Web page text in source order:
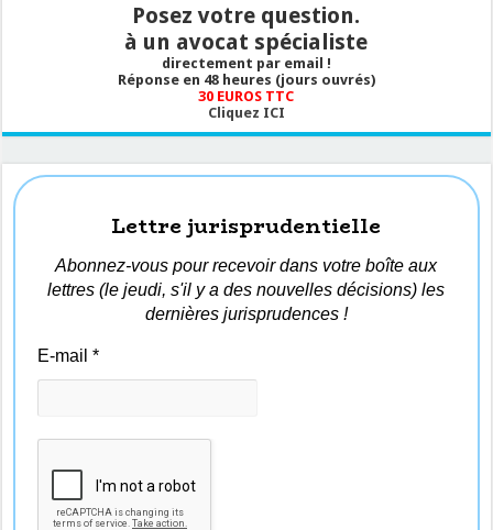
Posez votre question.
à un avocat spécialiste
directement par email !
Réponse en 48 heures (jours ouvrés)
30 EUROS TTC
Cliquez ICI
Lettre jurisprudentielle
Abonnez-vous pour recevoir dans votre boîte aux
lettres (le jeudi, s'il y a des nouvelles décisions) les
dernières jurisprudences !
E-mail*